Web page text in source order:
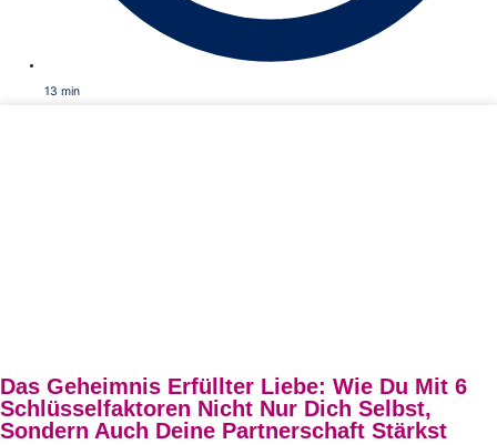
13 min
Das Geheimnis Erfüllter Liebe: Wie Du Mit 6
Schlüsselfaktoren Nicht Nur Dich Selbst,
Sondern Auch Deine Partnerschaft Stärkst